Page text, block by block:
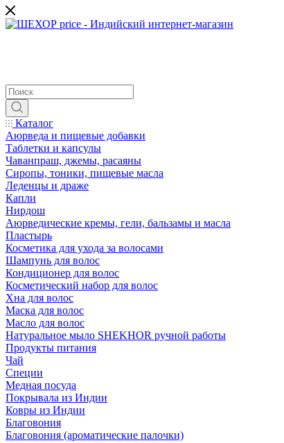
Каталог
Аюрведа и пищевые добавки
Таблетки и капсулы
Чаванпраш, джемы, расаяны
Сиропы, тоники, пищевые масла
Леденцы и драже
Капли
Нирдош
Аюрведические кремы, гели, бальзамы и масла
Пластырь
Косметика для ухода за волосами
Шампунь для волос
Кондиционер для волос
Косметический набор для волос
Хна для волос
Маска для волос
Масло для волос
Натуральное мыло SHEKHOR ручной работы
Продукты питания
Чай
Специи
Медная посуда
Покрывала из Индии
Ковры из Индии
Благовония
Благовония (ароматические палочки)